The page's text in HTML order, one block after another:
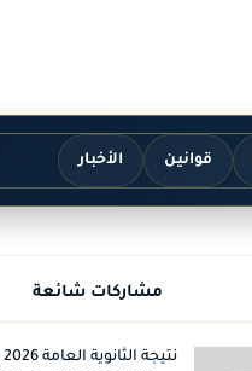
قوانين الأخبار
مشاركات شائعة